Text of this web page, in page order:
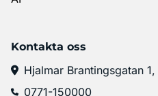
Kontakta oss
Hjalmar Brantingsgatan
0771-150000